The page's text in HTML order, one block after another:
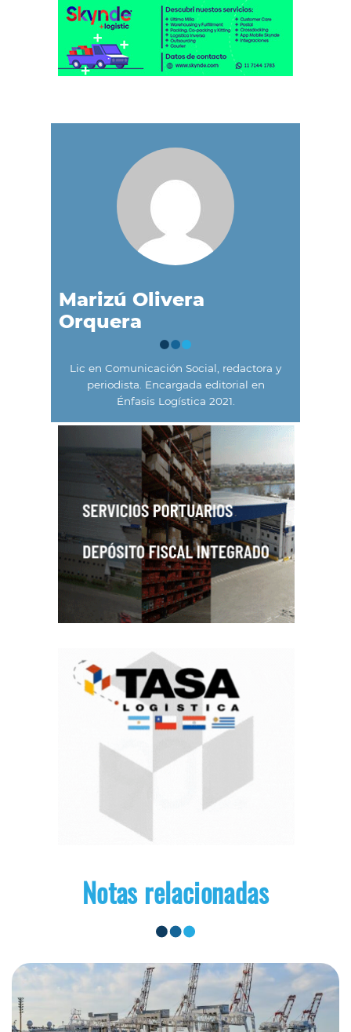
Marizú Olivera
Orquera
Lic en Comunicación Social, redactora y
periodista. Encargada editorial en
Énfasis Logística 2021.
Notas relacionadas